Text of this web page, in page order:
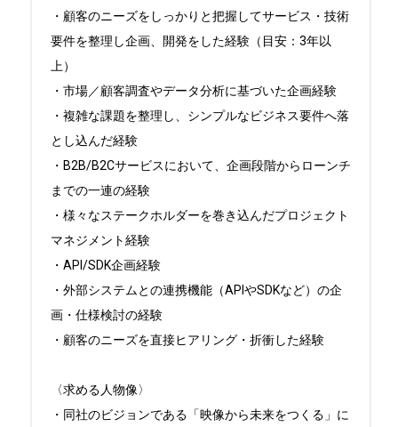
・顧客のニーズをしっかりと把握してサービス・技術
要件を整理し企画、開発をした経験（目安：3年以
上）
・市場／顧客調査やデータ分析に基づいた企画経験
・複雑な課題を整理し、シンプルなビジネス要件へ落
とし込んだ経験
・B2B/B2Cサービスにおいて、企画段階からローンチ
までの一連の経験
・様々なステークホルダーを巻き込んだプロジェクト
マネジメント経験
・API/SDK企画経験
・外部システムとの連携機能（APIやSDKなど）の企
画・仕様検討の経験
・顧客のニーズを直接ヒアリング・折衝した経験
〈求める人物像〉
・同社のビジョンである「映像から未来をつくる」に